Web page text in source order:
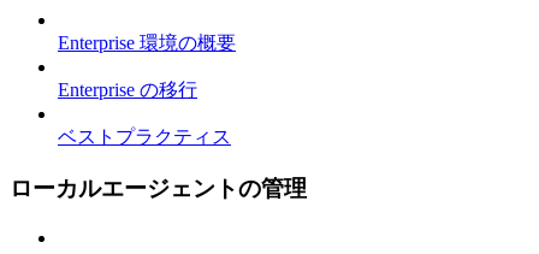
Enterprise 環境の概要
Enterprise の移行
ベストプラクティス
ローカルエージェントの管理